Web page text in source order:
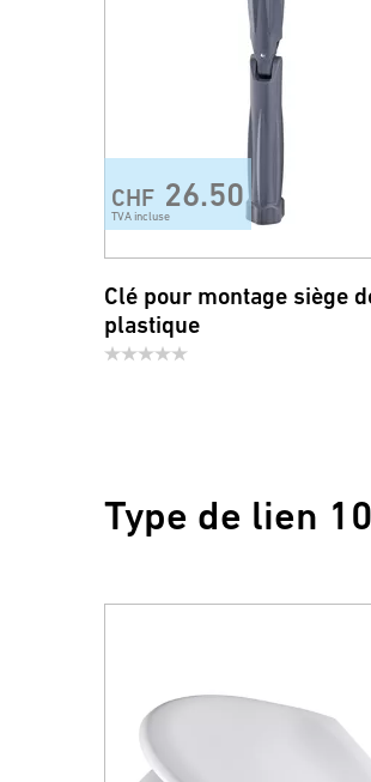
CHF 26.50
TVA incluse
Clé pour montage siège
plastique
Type de lien 10